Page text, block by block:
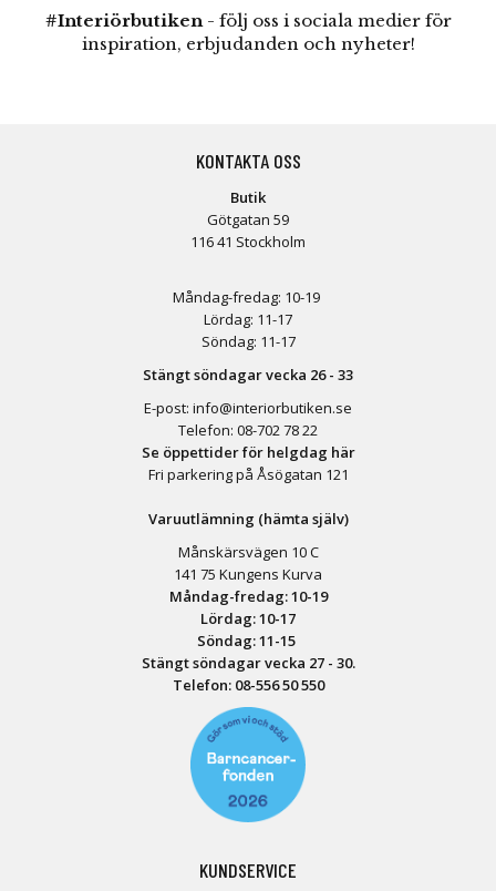
#Interiörbutiken- följ oss i sociala medier för
inspiration, erbjudanden och nyheter!
KONTAKTA OSS
Butik
Götgatan 59
116 41 Stockholm
Måndag-fredag: 10-19
Lördag: 11-17
Söndag: 11-17
Stängt söndagar vecka 26 - 33
E-post: info@interiorbutiken.se
Telefon: 08-702 78 22
Se öppettider för helgdag här
Fri parkering på Åsögatan 121
Varuutlämning (hämta själv)
Månskärsvägen 10 C
141 75 Kungens Kurva
Måndag-fredag: 10-19
Lördag: 10-17
Söndag: 11-15
Stängt söndagar vecka 27 - 30.
Telefon: 08-556 50 550
KUNDSERVICE